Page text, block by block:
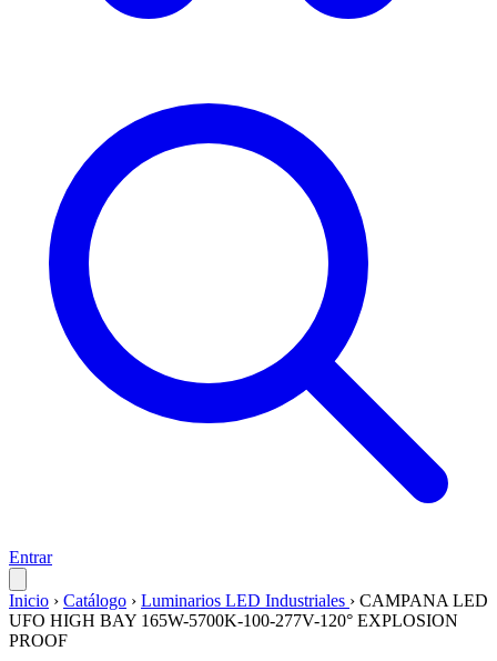
Entrar
Inicio › Catálogo › Luminarios LED Industriales › CAMPANA LED
UFO HIGH BAY 165W-5700K-100-277V-120° EXPLOSION
PROOF